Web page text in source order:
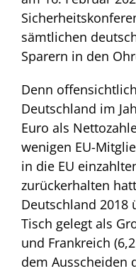
sämtlichen
Sparern in den
Denn
Deutschland im
Euro als
wenigen EU-
in die EU
zurückerhalten
Deutschland 2018
Tisch gelegt als
und Frankreich
dem Ausscheiden